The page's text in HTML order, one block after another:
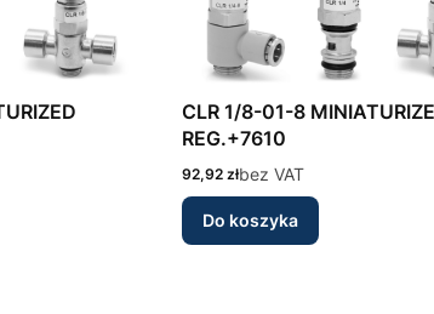
CLR 1/8-01-8 MINIATURIZED
REG.+7610
Cena
92,92 złbez VAT
Do koszyka